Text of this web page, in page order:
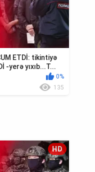
ETDİ: tikintiyə
-yerə yıxıb...T...
0%
135
HD